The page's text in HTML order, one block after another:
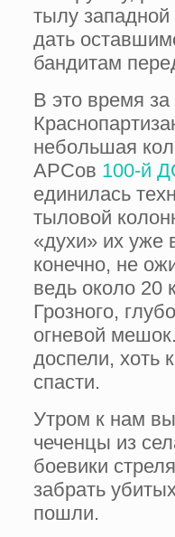
тылу западной
дать
бандитам
В это время
небольшая
АРСов 100-й
единилась
тыловой
«духи» их
конечно, не
ведь около 20
Грозного,
огневой
доспели, хоть
спасти.
Утром к нам
чеченцы из
боевики
забрать
пошли.